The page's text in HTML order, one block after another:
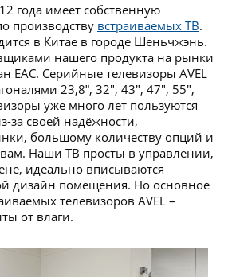
года имеет собственную
производству встраиваемых ТВ.
в Китае в городе Шеньчжэнь.
нашего продукта на рынки
EAC. Серийные телевизоры AVEL
23,8ʺ, 32", 43", 47", 55",
уже много лет пользуются
за своей надёжности,
большому количеству опций и
Наши ТВ просты в управлении,
идеально вписываются
дизайн помещения. Но основное
телевизоров AVEL –
от влаги.